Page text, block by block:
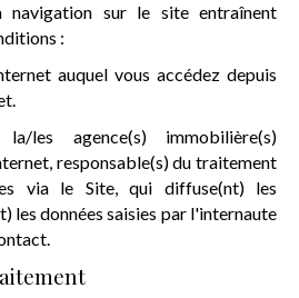
navigation sur le site entraînent
:
auquel vous accédez depuis
les agence(s) immobilière(s)
responsable(s) du traitement
via le Site, qui diffuse(nt) les
les données saisies par l'internaute